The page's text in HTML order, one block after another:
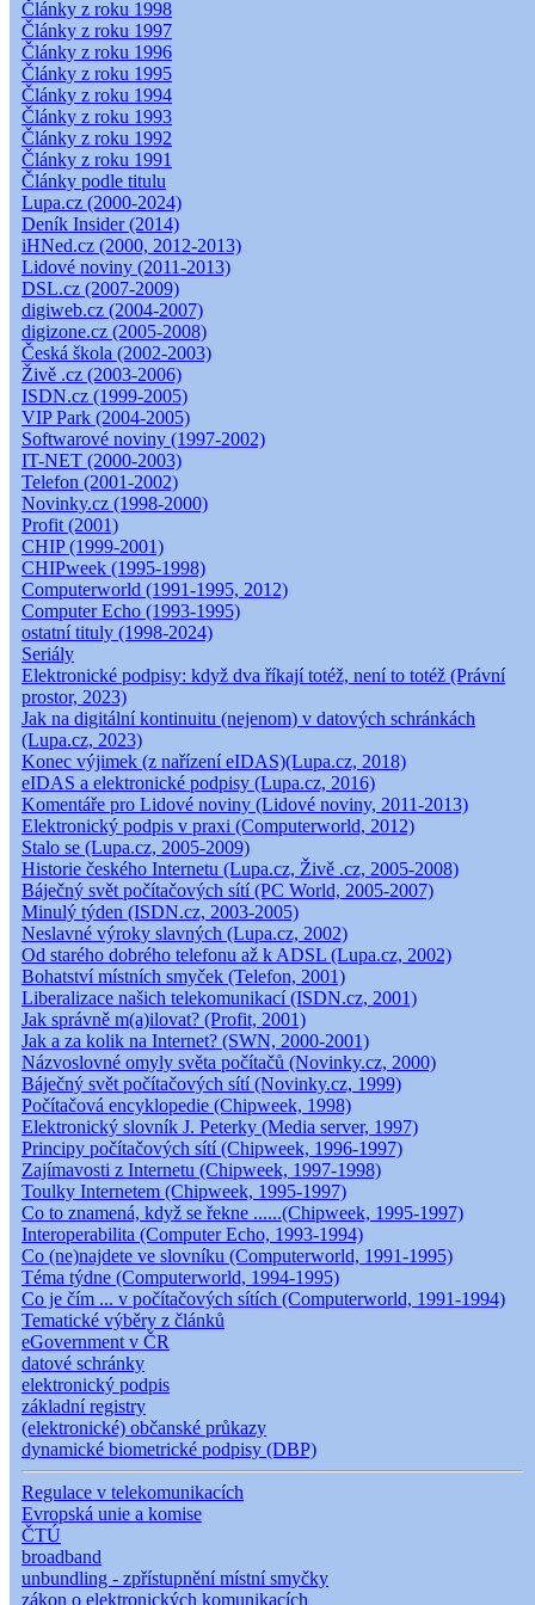
Články z roku 1998
Články z roku 1997
Články z roku 1996
Články z roku 1995
Články z roku 1994
Články z roku 1993
Články z roku 1992
Články z roku 1991
Články podle titulu
Lupa.cz (2000-2024)
Deník Insider (2014)
iHNed.cz (2000, 2012-2013)
Lidové noviny (2011-2013)
DSL.cz (2007-2009)
digiweb.cz (2004-2007)
digizone.cz (2005-2008)
Česká škola (2002-2003)
Živě .cz (2003-2006)
ISDN.cz (1999-2005)
VIP Park (2004-2005)
Softwarové noviny (1997-2002)
IT-NET (2000-2003)
Telefon (2001-2002)
Novinky.cz (1998-2000)
Profit (2001)
CHIP (1999-2001)
CHIPweek (1995-1998)
Computerworld (1991-1995, 2012)
Computer Echo (1993-1995)
ostatní tituly (1998-2024)
Seriály
Elektronické podpisy: když dva říkají totéž, není to totéž (Právní
prostor, 2023)
Jak na digitální kontinuitu (nejenom) v datových schránkách
(Lupa.cz, 2023)
Konec výjimek (z nařízení eIDAS)(Lupa.cz, 2018)
eIDAS a elektronické podpisy (Lupa.cz, 2016)
Komentáře pro Lidové noviny (Lidové noviny, 2011-2013)
Elektronický podpis v praxi (Computerworld, 2012)
Stalo se (Lupa.cz, 2005-2009)
Historie českého Internetu (Lupa.cz, Živě .cz, 2005-2008)
Báječný svět počítačových sítí (PC World, 2005-2007)
Minulý týden (ISDN.cz, 2003-2005)
Neslavné výroky slavných (Lupa.cz, 2002)
Od starého dobrého telefonu až k ADSL (Lupa.cz, 2002)
Bohatství místních smyček (Telefon, 2001)
Liberalizace našich telekomunikací (ISDN.cz, 2001)
Jak správně m(a)ilovat? (Profit, 2001)
Jak a za kolik na Internet? (SWN, 2000-2001)
Názvoslovné omyly světa počítačů (Novinky.cz, 2000)
Báječný svět počítačových sítí (Novinky.cz, 1999)
Počítačová encyklopedie (Chipweek, 1998)
Elektronický slovník J. Peterky (Media server, 1997)
Principy počítačových sítí (Chipweek, 1996-1997)
Zajímavosti z Internetu (Chipweek, 1997-1998)
Toulky Internetem (Chipweek, 1995-1997)
Co to znamená, když se řekne ......(Chipweek, 1995-1997)
Interoperabilita (Computer Echo, 1993-1994)
Co (ne)najdete ve slovníku (Computerworld, 1991-1995)
Téma týdne (Computerworld, 1994-1995)
Co je čím ... v počítačových sítích (Computerworld, 1991-1994)
Tematické výběry z článků
eGovernment v ČR
datové schránky
elektronický podpis
základní registry
(elektronické) občanské průkazy
dynamické biometrické podpisy (DBP)
Regulace v telekomunikacích
Evropská unie a komise
ČTÚ
broadband
unbundling - zpřístupnění místní smyčky
zákon o elektronických komunikacích